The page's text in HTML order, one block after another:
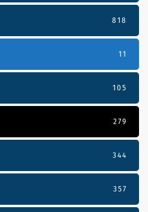
818
11
105
279
344
357